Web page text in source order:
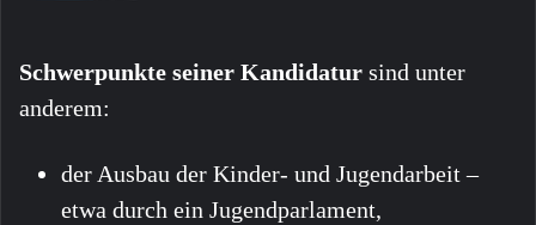
Schwerpunkte seiner Kandidatur sind unter
anderem:
der Ausbau der Kinder- und Jugendarbeit –
etwa durch ein Jugendparlament,